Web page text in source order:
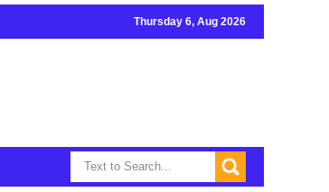
Thursday 6, Aug 2026